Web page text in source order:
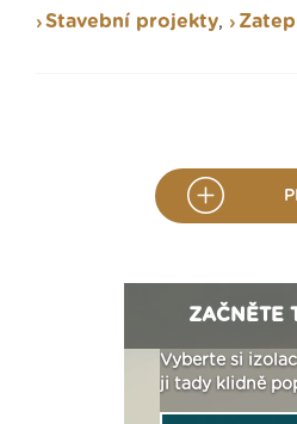
Stavební projekty,
ZAČNĚTE
Vyberte si
ji tady klidně